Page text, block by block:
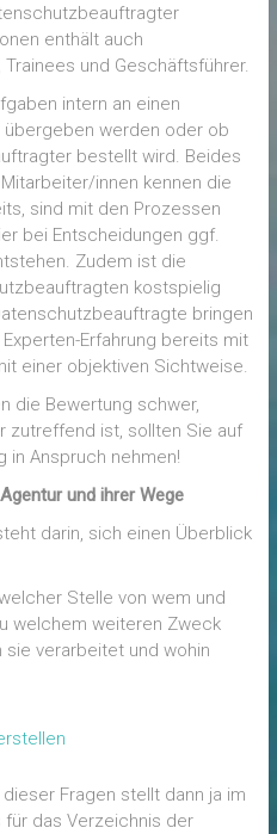
enthält auch
und Geschäftsführer.
intern an einen
übergeben werden oder ob
bestellt wird. Beides
innen kennen die
sind mit den Prozessen
bei Entscheidungen ggf.
Zudem ist die
kostspielig
bringen
Erfahrung bereits mit
einer objektiven Sichtweise.
die Bewertung schwer,
zutreffend ist, sollten Sie auf
in Anspruch nehmen!
und ihrer Wege
darin, sich einen Überblick
Stelle von wem und
welchem weiteren Zweck
verarbeitet und wohin
Fragen stellt dann ja im
für das Verzeichnis der